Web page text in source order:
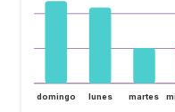
domingo lunes martes